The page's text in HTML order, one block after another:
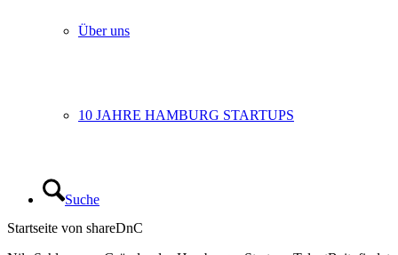
Über uns
10 JAHRE HAMBURG STARTUPS
Suche
Startseite von shareDnC